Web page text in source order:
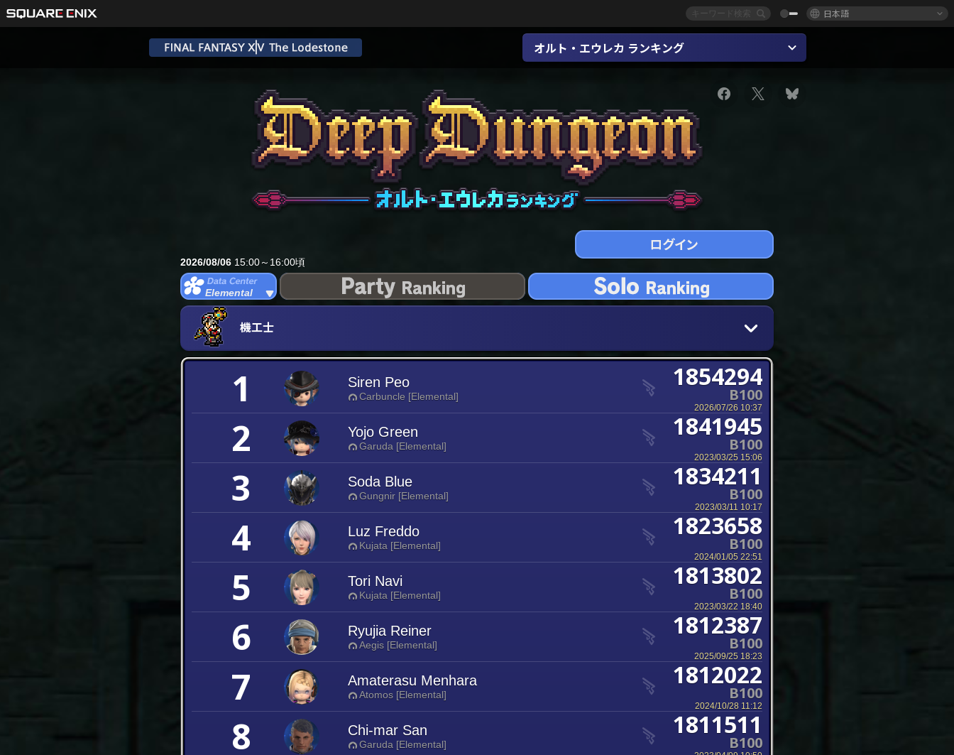
日本語
オルト・エウレカ ランキング
2026/08/06 15:00～16:00頃
Elemental
機工士
1 Siren Peo
Carbuncle [Elemental]
1854294
B100
2026/07/26 10:37
2 Yojo Green
Garuda [Elemental]
1841945
B100
2023/03/25 15:06
3 Soda Blue
Gungnir [Elemental]
1834211
B100
2023/03/11 10:17
4 Luz Freddo
Kujata [Elemental]
1823658
B100
2024/01/05 22:51
5 Tori Navi
Kujata [Elemental]
1813802
B100
2023/03/22 18:40
6 Ryujia Reiner
Aegis [Elemental]
1812387
B100
2025/09/25 18:23
7 Amaterasu Menhara
Atomos [Elemental]
1812022
B100
2024/10/28 11:12
8 Chi-mar San
Garuda [Elemental]
1811511
B100